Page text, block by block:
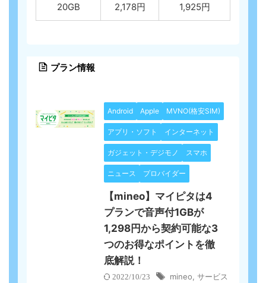
20GB 2,178円 1,925円
プラン情報
Android Apple MVNO(格安SIM)
アプリ・ソフト インターネット
ガジェット・デジモノ スマホ
ニュース プロバイダー
【mineo】マイピタは4
プランで音声付1GBが
1,298円から契約可能な3
つのお得なポイントを徹
底解説！
2022/10/23 mineo サービス